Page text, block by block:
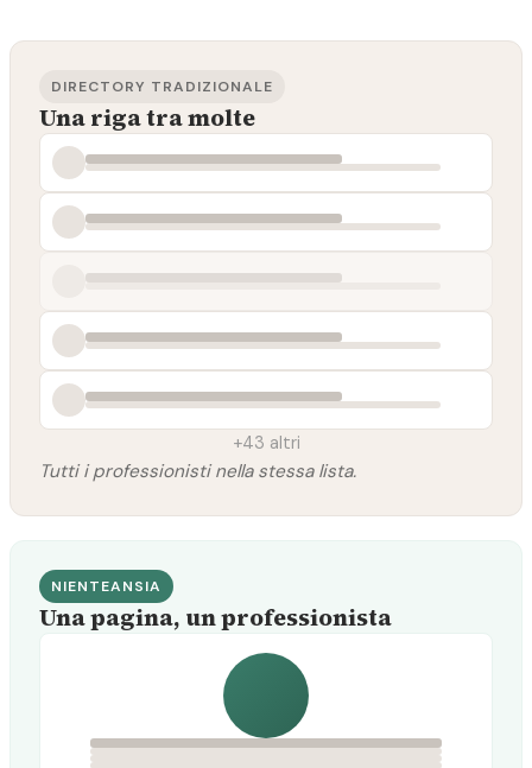
DIRECTORY TRADIZIONALE
Una riga tra molte
+43 altri
Tutti i professionisti nella stessa lista.
NIENTEANSIA
Una pagina, un professionista